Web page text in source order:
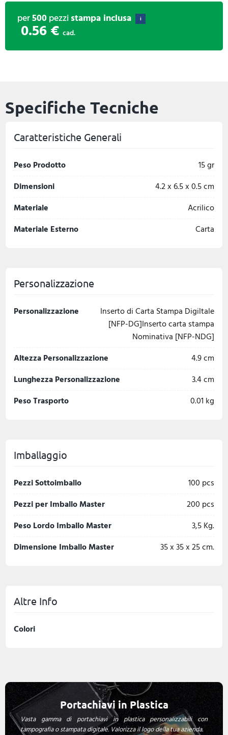
per500pezzistampa inclusa i
0.56 € cad.
Specifiche Tecniche
Caratteristiche Generali
Peso Prodotto
15 gr
Dimensioni
4.2 x 6.5 x 0.5 cm
Materiale
Acrilico
Materiale Esterno
Carta
Personalizzazione
Personalizzazione
Inserto di Carta Stampa Digiltale
[NFP-DG]Inserto carta stampa
Nominativa [NFP-NDG]
Altezza Personalizzazione
4.9 cm
Lunghezza Personalizzazione
3.4 cm
Peso Trasporto
0.01 kg
Imballaggio
Pezzi Sottoimballo
100 pcs
Pezzi per Imballo Master
200 pcs
Peso Lordo Imballo Master
3,5 Kg.
Dimensione Imballo Master
35 x 35 x 25 cm.
Altre Info
Colori
Portachiavi in Plastica
Vasta gamma di portachiavi in plastica personalizzabili con
tampografia o stampata digitale. Valorizza il logo della tua azienda.